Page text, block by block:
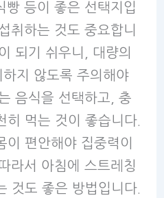
등이 좋은 선택지입
취하는 것도 중요합니
되기 쉬우니, 대량의
지 않도록 주의해야
음식을 선택하고, 충
히 먹는 것이 좋습니다.
편안해야 집중력이
라서 아침에 스트레칭
것도 좋은 방법입니다.